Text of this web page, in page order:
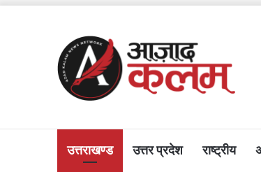
उत्तराखण्ड उत्तर प्रदेश राष्ट्रीय